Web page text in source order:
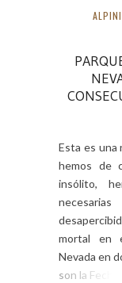
Esta es una
hemos de
insólito,
mortal en
Nevada en
son la